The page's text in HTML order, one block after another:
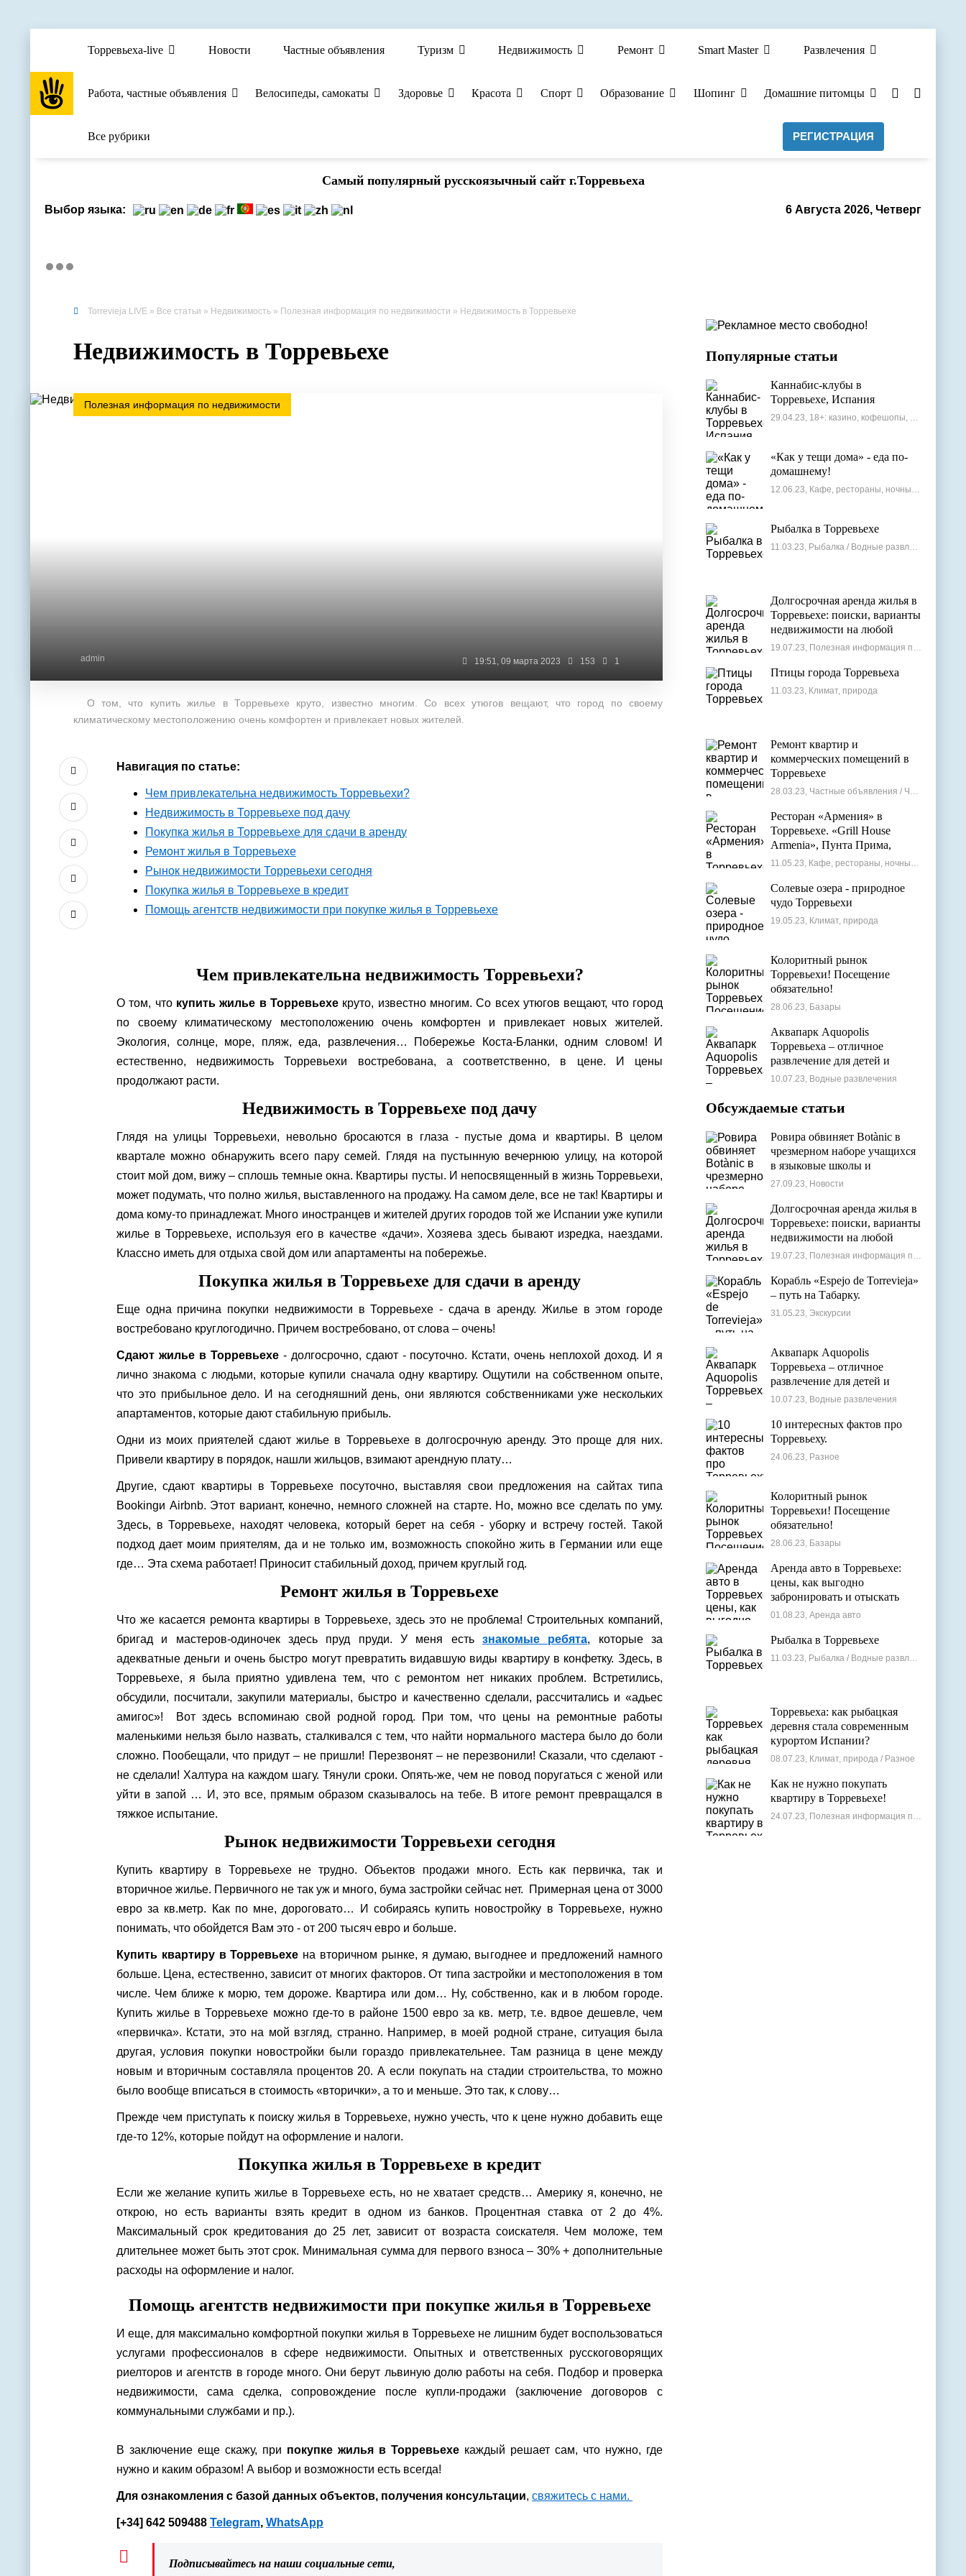
Торревьеха-live Новости Частные объявления Туризм Недвижимость Ремонт Smart Master Развлечения
Работа, частные объявления Велосипеды, самокаты Здоровье Красота Спорт Образование Шопинг Домашние питомцы
Все рубрики РЕГИСТРАЦИЯ
Cамый популярный русскоязычный сайт г.Торревьеха
6 Августа 2026, Четверг
Выбор языка:
Torrevieja LIVE » Все статьи » Недвижимость » Полезная информация по недвижимости » Недвижимость в Торревьехе
Недвижимость в Торревьехе
Полезная информация по недвижимости
admin 19:51, 09 марта 2023 153 1
О том, что купить жилье в Торревьехе круто, известно многим. Со всех утюгов вещают, что город по своему
климатическому местоположению очень комфортен и привлекает новых жителей.
Навигация по статье:
Чем привлекательна недвижимость Торревьехи?
Недвижимость в Торревьехе под дачу
Покупка жилья в Торревьехе для сдачи в аренду
Ремонт жилья в Торревьехе
Рынок недвижимости Торревьехи сегодня
Покупка жилья в Торревьехе в кредит
Помощь агентств недвижимости при покупке жилья в Торревьехе
Чем привлекательна недвижимость Торревьехи?
О том, что купить жилье в Торревьехе круто, известно многим. Со всех утюгов вещают, что город
по своему климатическому местоположению очень комфортен и привлекает новых жителей.
Экология, солнце, море, пляж, еда, развлечения… Побережье Коста-Бланки, одним словом! И
естественно, недвижимость Торревьехи востребована, а соответственно, в цене. И цены
продолжают расти.
Недвижимость в Торревьехе под дачу
Глядя на улицы Торревьехи, невольно бросаются в глаза - пустые дома и квартиры. В целом
квартале можно обнаружить всего пару семей. Глядя на пустынную вечернюю улицу, на которой
стоит мой дом, вижу – сплошь темные окна. Квартиры пусты. И непосвященный в жизнь Торревьехи,
может подумать, что полно жилья, выставленного на продажу. На самом деле, все не так! Квартиры и
дома кому-то принадлежат. Много иностранцев и жителей других городов той же Испании уже купили
жилье в Торревьехе, используя его в качестве «дачи». Хозяева здесь бывают изредка, наездами.
Классно иметь для отдыха свой дом или апартаменты на побережье.
Покупка жилья в Торревьехе для сдачи в аренду
Еще одна причина покупки недвижимости в Торревьехе - сдача в аренду. Жилье в этом городе
востребовано круглогодично. Причем востребовано, от слова – очень!
Сдают жилье в Торревьехе- долгосрочно, сдают - посуточно. Кстати, очень неплохой доход. И я
лично знакома с людьми, которые купили сначала одну квартиру. Ощутили на собственном опыте,
что это прибыльное дело. И на сегодняшний день, они являются собственниками уже нескольких
апартаментов, которые дают стабильную прибыль.
Одни из моих приятелей сдают жилье в Торревьехе в долгосрочную аренду. Это проще для них.
Привели квартиру в порядок, нашли жильцов, взимают арендную плату…
Другие, сдают квартиры в Торревьехе посуточно, выставляя свои предложения на сайтах типа
Bookingи Airbnb. Этот вариант, конечно, немного сложней на старте. Но, можно все сделать по уму.
Здесь, в Торревьехе, находят человека, который берет на себя - уборку и встречу гостей. Такой
подход дает моим приятелям, да и не только им, возможность спокойно жить в Германии или еще
где… Эта схема работает! Приносит стабильный доход, причем круглый год.
Ремонт жилья в Торревьехе
Что же касается ремонта квартиры в Торревьехе, здесь это не проблема! Строительных компаний,
бригад и мастеров-одиночек здесь пруд пруди. У меня есть знакомые ребята, которые за
адекватные деньги и очень быстро могут превратить видавшую виды квартиру в конфетку. Здесь, в
Торревьехе, я была приятно удивлена тем, что с ремонтом нет никаких проблем. Встретились,
обсудили, посчитали, закупили материалы, быстро и качественно сделали, рассчитались и «адьес
амигос»! Вот здесь вспоминаю свой родной город. При том, что цены на ремонтные работы
маленькими нельзя было назвать, сталкивался с тем, что найти нормального мастера было до боли
сложно. Пообещали, что придут – не пришли! Перезвонят – не перезвонили! Сказали, что сделают -
не сделали! Халтура на каждом шагу. Тянули сроки. Опять-же, чем не повод поругаться с женой или
уйти в запой … И, это все, прямым образом сказывалось на тебе. В итоге ремонт превращался в
тяжкое испытание.
Рынок недвижимости Торревьехи сегодня
Купить квартиру в Торревьехе не трудно. Объектов продажи много. Есть как первичка, так и
вторичное жилье. Первичного не так уж и много, бума застройки сейчас нет. Примерная цена от 3000
евро за кв.метр. Как по мне, дороговато… И собираясь купить новостройку в Торревьехе, нужно
понимать, что обойдется Вам это - от 200 тысяч евро и больше.
Купить квартиру в Торревьехе на вторичном рынке, я думаю, выгоднее и предложений намного
больше. Цена, естественно, зависит от многих факторов. От типа застройки и местоположения в том
числе. Чем ближе к морю, тем дороже. Квартира или дом… Ну, собственно, как и в любом городе.
Купить жилье в Торревьехе можно где-то в районе 1500 евро за кв. метр, т.е. вдвое дешевле, чем
«первичка». Кстати, это на мой взгляд, странно. Например, в моей родной стране, ситуация была
другая, условия покупки новостройки были гораздо привлекательнее. Там разница в цене между
новым и вторичным составляла процентов 20. А если покупать на стадии строительства, то можно
было вообще вписаться в стоимость «вторички», а то и меньше. Это так, к слову…
Прежде чем приступать к поиску жилья в Торревьехе, нужно учесть, что к цене нужно добавить еще
где-то 12%, которые пойдут на оформление и налоги.
Покупка жилья в Торревьехе в кредит
Если же желание купить жилье в Торревьехе есть, но не хватает средств… Америку я, конечно, не
открою, но есть варианты взять кредит в одном из банков. Процентная ставка от 2 до 4%.
Максимальный срок кредитования до 25 лет, зависит от возраста соискателя. Чем моложе, тем
длительнее может быть этот срок. Минимальная сумма для первого взноса – 30% + дополнительные
расходы на оформление и налог.
Помощь агентств недвижимости при покупке жилья в Торревьехе
И еще, для максимально комфортной покупки жилья в Торревьехе не лишним будет воспользоваться
услугами профессионалов в сфере недвижимости. Опытных и ответственных русскоговорящих
риелторов и агентств в городе много. Они берут львиную долю работы на себя. Подбор и проверка
недвижимости, сама сделка, сопровождение после купли-продажи (заключение договоров с
коммунальными службами и пр.).
В заключение еще скажу, при покупке жилья в Торревьехе каждый решает сам, что нужно, где
нужно и каким образом! А выбор и возможности есть всегда!
Для ознакомления с базой данных объектов, получения консультации, свяжитесь с нами.
[+34] 642 509488 Telegram, WhatsApp
Подписывайтесь на наши социальные сети,
Популярные статьи
Каннабис-клубы в
Торревьехе, Испания
29.04.23, 18+: казино, кофешопы, стрип-бары
«Как у тещи дома» - еда по-
домашнему!
12.06.23, Кафе, рестораны, ночные клубы
Рыбалка в Торревьехе
11.03.23, Рыбалка / Водные развлечения
Долгосрочная аренда жилья в
Торревьехе: поиски, варианты
недвижимости на любой
бюджет
19.07.23, Полезная информация по недвижимости
Птицы города Торревьеха
11.03.23, Климат, природа
Ремонт квартир и
коммерческих помещений в
Торревьехе
28.03.23, Частные объявления / Частные мастера
Ресторан «Армения» в
Торревьехе. «Grill House
Armenia», Пунта Прима,
Испания
11.05.23, Кафе, рестораны, ночные клубы
Солевые озера - природное
чудо Торревьехи
19.05.23, Климат, природа
Колоритный рынок
Торревьехи! Посещение
обязательно!
28.06.23, Базары
Аквапарк Aquopolis
Торревьеха – отличное
развлечение для детей и
взрослых
10.07.23, Водные развлечения
Обсуждаемые статьи
Ровира обвиняет Botànic в
чрезмерном наборе учащихся
в языковые школы и
проблемах с ассигнованиями
27.09.23, Новости
Долгосрочная аренда жилья в
Торревьехе: поиски, варианты
недвижимости на любой
бюджет
19.07.23, Полезная информация по недвижимости
Корабль «Espejo de Torrevieja»
– путь на Табарку.
31.05.23, Экскурсии
Аквапарк Aquopolis
Торревьеха – отличное
развлечение для детей и
взрослых
10.07.23, Водные развлечения
10 интересных фактов про
Торревьеху.
24.06.23, Разное
Колоритный рынок
Торревьехи! Посещение
обязательно!
28.06.23, Базары
Аренда авто в Торревьехе:
цены, как выгодно
забронировать и отыскать
лучшие варианты
01.08.23, Аренда авто
Рыбалка в Торревьехе
11.03.23, Рыбалка / Водные развлечения
Торревьеха: как рыбацкая
деревня стала современным
курортом Испании?
08.07.23, Климат, природа / Разное
Как не нужно покупать
квартиру в Торревьехе!
24.07.23, Полезная информация по недвижимости